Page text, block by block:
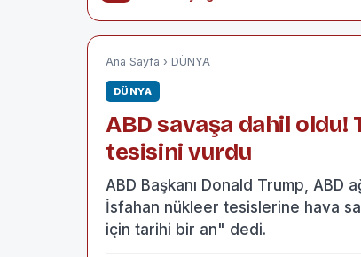
Ana Sayfa › DÜNYA
DÜNYA
ABD savaşa dahil oldu!
tesisini vurdu
ABD Başkanı Donald Trump, ABD
İsfahan nükleer tesislerine hava
için tarihi bir an" dedi.